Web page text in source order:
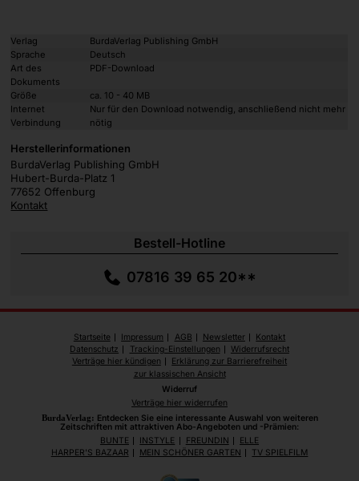
Verlag
BurdaVerlag Publishing GmbH
Sprache
Deutsch
Art des
Dokuments
PDF-Download
Größe
ca. 10 - 40 MB
Internet
Verbindung
Nur für den Download notwendig, anschließend nicht mehr
nötig
Herstellerinformationen
BurdaVerlag Publishing GmbH
Hubert-Burda-Platz 1
77652 Offenburg
Kontakt
Bestell-Hotline
07816 39 65 20**
Startseite Impressum AGB Newsletter
Kontakt
Datenschutz
Tracking-Einstellungen
Widerrufsrecht
Verträge hier kündigen
Erklärung zur Barrierefreiheit
zur klassischen Ansicht
Widerruf
Verträge hier widerrufen
BurdaVerlag: Entdecken Sie eine interessante Auswahl von weiteren
Zeitschriften mit attraktiven Abo-Angeboten und -Prämien:
BUNTE
INSTYLE FREUNDIN
ELLE
HARPER'S BAZAAR
MEIN SCHÖNER GARTEN TV SPIELFILM